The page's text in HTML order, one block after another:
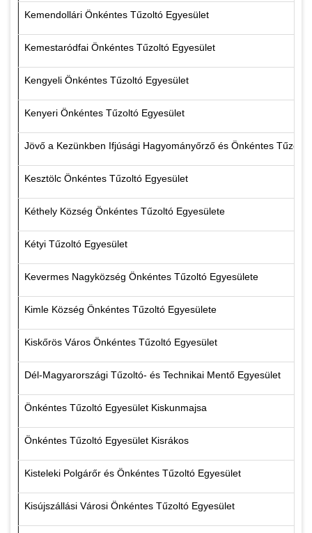
Kemendollári Önkéntes Tűzoltó Egyesület
Kemestaródfai Önkéntes Tűzoltó Egyesület
Kengyeli Önkéntes Tűzoltó Egyesület
Kenyeri Önkéntes Tűzoltó Egyesület
Jövő a Kezünkben Ifjúsági Hagyományőrző és Önkéntes Tűzoltó
Kesztölc Önkéntes Tűzoltó Egyesület
Kéthely Község Önkéntes Tűzoltó Egyesülete
Kétyi Tűzoltó Egyesület
Kevermes Nagyközség Önkéntes Tűzoltó Egyesülete
Kimle Község Önkéntes Tűzoltó Egyesülete
Kiskőrös Város Önkéntes Tűzoltó Egyesület
Dél-Magyarországi Tűzoltó- és Technikai Mentő Egyesület
Önkéntes Tűzoltó Egyesület Kiskunmajsa
Önkéntes Tűzoltó Egyesület Kisrákos
Kisteleki Polgárőr és Önkéntes Tűzoltó Egyesület
Kisújszállási Városi Önkéntes Tűzoltó Egyesület